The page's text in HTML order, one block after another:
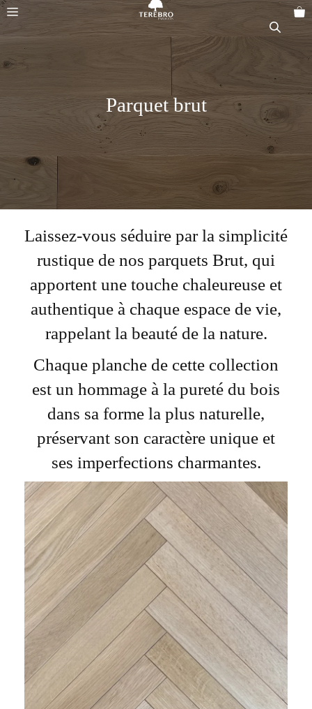
Aller
au
contenu
Parquet brut
Menu
Laissez-vous séduire par la simplicité
rustique de nos parquets Brut, qui
apportent une touche chaleureuse et
authentique à chaque espace de vie,
rappelant la beauté de la nature.
Chaque planche de cette collection
est un hommage à la pureté du bois
dans sa forme la plus naturelle,
préservant son caractère unique et
ses imperfections charmantes.